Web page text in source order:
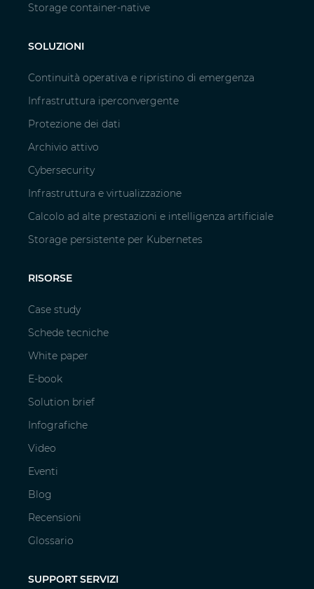
Storage container-native
SOLUZIONI
Continuità operativa e ripristino di emergenza
Infrastruttura iperconvergente
Protezione dei dati
Archivio attivo
Cybersecurity
Infrastruttura e virtualizzazione
Calcolo ad alte prestazioni e intelligenza artificiale
Storage persistente per Kubernetes
RISORSE
Case study
Schede tecniche
White paper
E-book
Solution brief
Infografiche
Video
Eventi
Blog
Recensioni
Glossario
SUPPORT SERVIZI